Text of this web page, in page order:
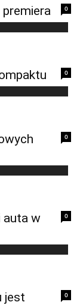
0
premiera
0
0
0
auta w
0
jest